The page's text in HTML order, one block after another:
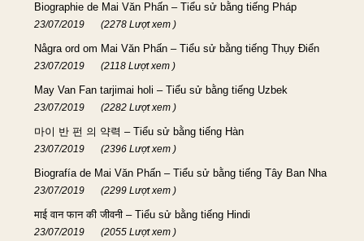
Biographie de Mai Văn Phấn – Tiểu sử bằng tiếng Pháp
23/07/2019 (2278 Lượt xem )
Några ord om Mai Văn Phấn – Tiểu sử bằng tiếng Thụy Điển
23/07/2019 (2118 Lượt xem )
May Van Fan tarjimai holi – Tiểu sử bằng tiếng Uzbek
23/07/2019 (2282 Lượt xem )
마이 반 펀 의 약력 – Tiểu sử bằng tiếng Hàn
23/07/2019 (2396 Lượt xem )
Biografía de Mai Văn Phấn – Tiểu sử bằng tiếng Tây Ban Nha
23/07/2019 (2299 Lượt xem )
माई वान फान की जीवनी – Tiểu sử bằng tiếng Hindi
23/07/2019 (2055 Lượt xem )